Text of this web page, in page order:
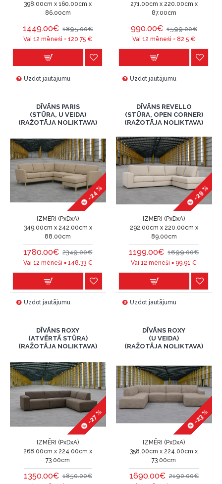
398.00cm x 160.00cm x
86.00cm
1449.00€ 1895.00€
Vai 12 mēneši =120.75 €
Uzdot jautājumu
271.00cm x 220.00cm x
87.00cm
990.00€ 1599.00€
Vai 12 mēneši = 82.5 €
Uzdot jautājumu
DĪVĀNS PARIS
(STŪRA, U VEIDA)
(RAŽOTĀJA NOLIKTAVA)
-24 %
IZMĒRI (PxDxA)
349.00cm x 242.00cm x
88.00cm
1780.00€ 2349.00€
Vai 12 mēneši = 148.33€
Uzdot jautājumu
DĪVĀNS REVELLO
(STŪRA, OPEN CORNER)
(RAŽOTĀJA NOLIKTAVA)
-29 %
IZMĒRI (PxDxA)
292.00cm x 220.00cm x
89.00cm
1199.00€ 1699.00€
Vai 12 mēneši = 99.91 €
Uzdot jautājumu
DĪVĀNS ROXY
(ATVĒRTĀ STŪRA)
(RAŽOTĀJA NOLIKTAVA)
-27 %
IZMĒRI (PxDxA)
268.00cm x 224.00cm x
73.00cm
1350.00€ 1850.00€
DĪVĀNS ROXY
(U VEIDA)
(RAŽOTĀJA NOLIKTAVA)
-23 %
IZMĒRI (PxDxA)
358.00cm x 224.00cm x
73.00cm
1690.00€ 2190.00€